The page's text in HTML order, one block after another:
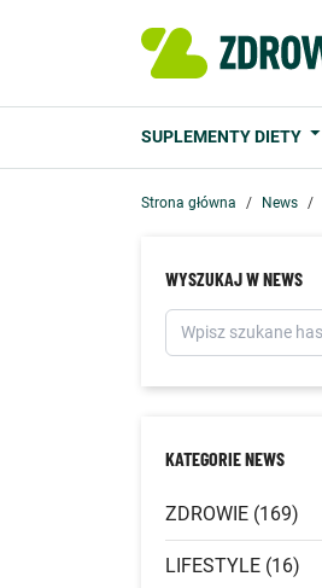
SUPLEMENTY DIETY
Strona główna News
WYSZUKAJ W NEWS
KATEGORIE NEWS
ZDROWIE (169)
LIFESTYLE (16)